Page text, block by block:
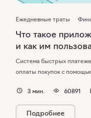
Ежедневные траты
Что такое
и как им
Система быстрых
оплаты покупок с
поэтому транзакции не
систем.
Подробнее
3 мин. 60891